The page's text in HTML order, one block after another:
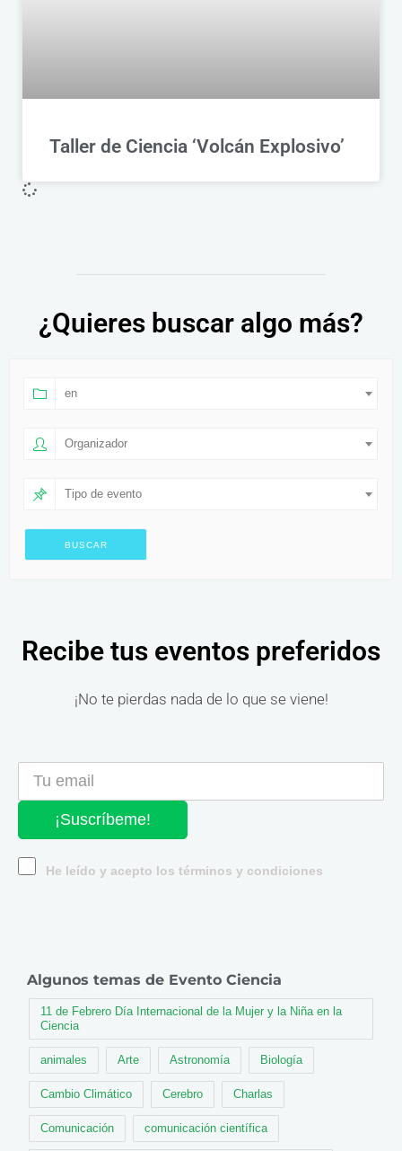
Taller de Ciencia ‘Volcán Explosivo’
¿Quieres buscar algo más?
en
Organizador
Tipo de evento
Recibe tus eventos preferidos
¡No te pierdas nada de lo que se viene!
¡Suscríbeme!
He leído y acepto los términos y condiciones
Algunos temas de Evento Ciencia
11 de Febrero Día Internacional de la Mujer y la Niña en la
Ciencia
animales Arte Astronomía Biología
Cambio Climático Cerebro Charlas
Comunicación comunicación científica